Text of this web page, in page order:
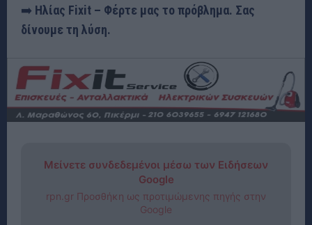
➡️ Ηλίας Fixit – Φέρτε μας το πρόβλημα. Σας
δίνουμε τη λύση.
Μείνετε συνδεδεμένοι μέσω των Ειδήσεων
Google
rpn.gr Προσθήκη ως προτιμώμενης πηγής στην
Google